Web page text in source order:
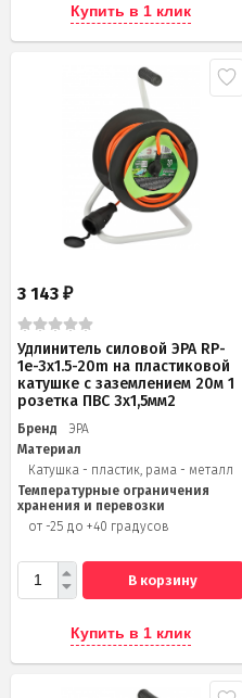
Купить в 1 клик
3 143 ₽
Удлинитель силовой ЭРА RP-
1e-3x1.5-20m на пластиковой
катушке c заземлением 20м 1
розетка ПВС 3х1,5мм2
Бренд
ЭРА
Материал
Катушка - пластик, рама - металл
Температурные ограничения
хранения и перевозки
от -25 до +40 градусов
В корзину
Купить в 1 клик